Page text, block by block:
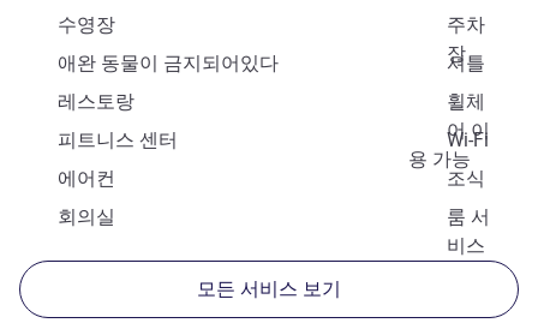
수영장
주차
장
애완 동물이 금지되어있다
셔틀
레스토랑
휠체
어 이
용 가능
피트니스 센터
Wi-Fi
에어컨
조식
회의실
룸 서
비스
모든 서비스 보기